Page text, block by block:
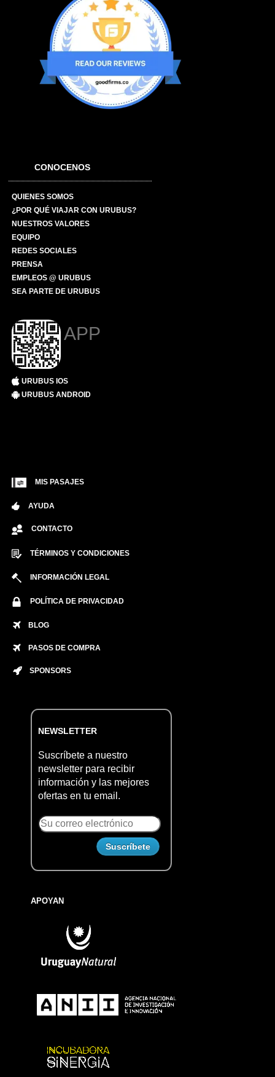
CONOCENOS
QUIENES SOMOS
¿POR QUÉ VIAJAR CON URUBUS?
NUESTROS VALORES
EQUIPO
REDES SOCIALES
PRENSA
EMPLEOS @ URUBUS
SEA PARTE DE URUBUS
APP
URUBUS IOS
URUBUS ANDROID
MIS PASAJES
AYUDA
CONTACTO
TÉRMINOS Y CONDICIONES
INFORMACIÓN LEGAL
POLÍTICA DE PRIVACIDAD
BLOG
PASOS DE COMPRA
SPONSORS
NEWSLETTER
Suscríbete a nuestro
newsletter para recibir
información y las mejores
ofertas en tu email.
APOYAN